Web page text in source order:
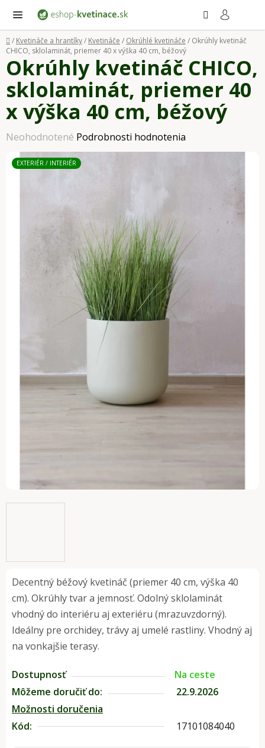
obsah
Domov
/ Kvetináče a hrantíky/ Kvetináče / Okrúhlé kvetináče / Okrúhly kvetináč
CHICO, sklolaminát, priemer 40 x výška 40 cm, béžový
Decentný béžový kvetináč (priemer 40 cm, výška 40
cm). Okrúhly tvar a jemnosť. Odolný sklolaminát
vhodný do interiéru aj exteriéru (mrazuvzdorný).
Ideálny pre orchidey, trávy aj umelé rastliny. Vhodný aj
na vonkajšie terasy.
Dostupnosť
Na ceste
Môžeme doručiť do:
22.9.2026
Možnosti doručenia
Kód:
17101084040
Okrúhly kvetináč CHICO,
sklolaminát, priemer 40
x výška 40 cm, béžový
Priemerné
hodnotenie
produktu
Neohodnotené Podrobnosti hodnotenia
EXTERIÉR / INTERIÉR